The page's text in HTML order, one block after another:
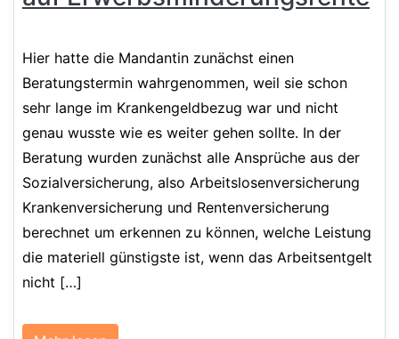
Hier hatte die Mandantin zunächst einen
Beratungstermin wahrgenommen, weil sie schon
sehr lange im Krankengeldbezug war und nicht
genau wusste wie es weiter gehen sollte. In der
Beratung wurden zunächst alle Ansprüche aus der
Sozialversicherung, also Arbeitslosenversicherung
Krankenversicherung und Rentenversicherung
berechnet um erkennen zu können, welche Leistung
die materiell günstigste ist, wenn das Arbeitsentgelt
nicht […]